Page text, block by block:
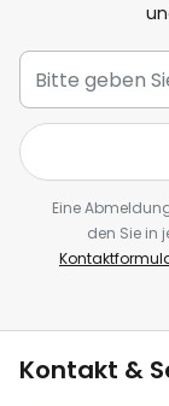
Eine
den Sie in
Kontakt &